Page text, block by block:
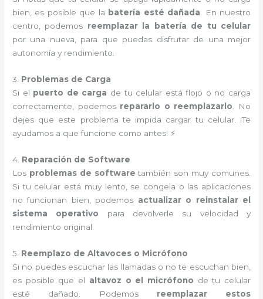
bien, es posible que la batería esté dañada . En nuestro
centro, podemos reemplazar la batería de tu celular
por una nueva, para que puedas disfrutar de una mejor
autonomía y rendimiento.
3. Problemas de Carga
Si el puerto de carga de tu celular está flojo o no carga
correctamente, podemos repararlo o reemplazarlo . No
dejes que este problema te impida cargar tu celular. ¡Te
ayudamos a que funcione como antes! ⚡
4. Reparación de Software
Los problemas de software también son muy comunes.
Si tu celular está muy lento, se congela o las aplicaciones
no funcionan bien, podemos actualizar o reinstalar el
sistema operativo para devolverle su velocidad y
rendimiento original.
5. Reemplazo de Altavoces o Micrófono
Si no puedes escuchar las llamadas o no te escuchan bien,
es posible que el altavoz o el micrófono de tu celular
esté dañado. Podemos reemplazar estos